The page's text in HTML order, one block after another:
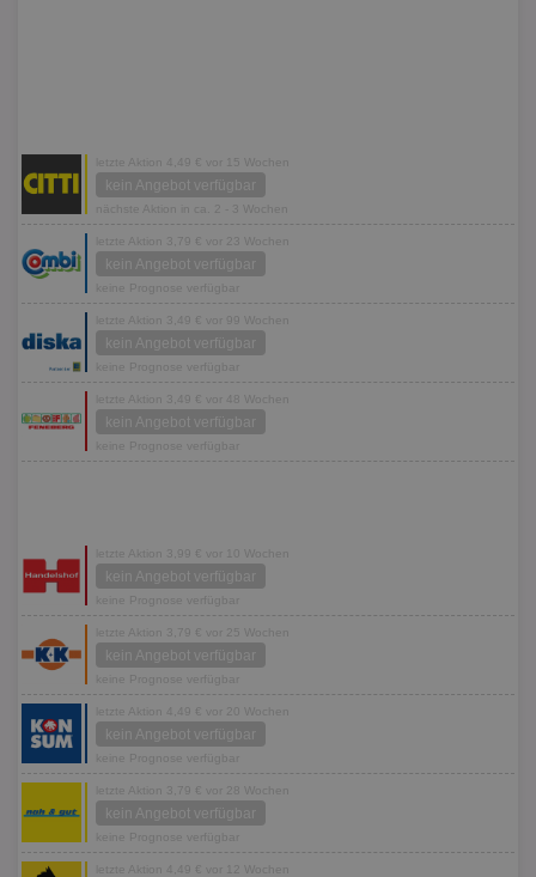
letzte Aktion 4,49 € vor 15 Wochen
kein Angebot verfügbar
nächste Aktion in ca. 2 - 3 Wochen
letzte Aktion 3,79 € vor 23 Wochen
kein Angebot verfügbar
keine Prognose verfügbar
letzte Aktion 3,49 € vor 99 Wochen
kein Angebot verfügbar
keine Prognose verfügbar
letzte Aktion 3,49 € vor 48 Wochen
kein Angebot verfügbar
keine Prognose verfügbar
letzte Aktion 3,99 € vor 10 Wochen
kein Angebot verfügbar
keine Prognose verfügbar
letzte Aktion 3,79 € vor 25 Wochen
kein Angebot verfügbar
keine Prognose verfügbar
letzte Aktion 4,49 € vor 20 Wochen
kein Angebot verfügbar
keine Prognose verfügbar
letzte Aktion 3,79 € vor 28 Wochen
kein Angebot verfügbar
keine Prognose verfügbar
letzte Aktion 4,49 € vor 12 Wochen